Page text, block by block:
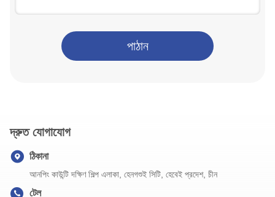
পাঠান
দ্রুত যোগাযোগ
ঠিকানা
আনপিং কাউন্টি দক্ষিণ শিল্প এলাকা, হেনগশুই সিটি, হেবেই প্রদেশ, চীন
টেল